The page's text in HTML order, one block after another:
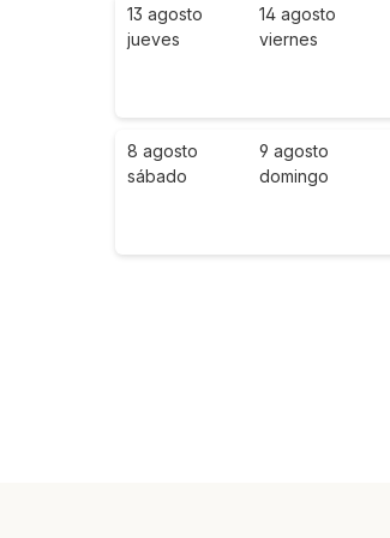
13 agosto
jueves
14 agosto
viernes
8 agosto
sábado
9 agosto
domingo